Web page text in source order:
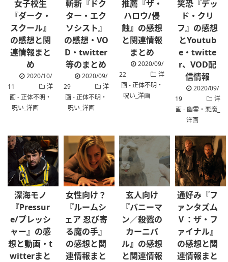
女子校生
『ダーク・
スクール』
の感想と関
連情報まと
め
2020/10/
11
洋
画 - 正体不明・
呪い_洋画
斬新『ドク
ター・エク
ソシスト』
の感想・VO
D・twitter
等のまとめ
2020/09/
29
洋
画 - 正体不明・
呪い_洋画
推薦『ザ・
ハロウ/侵
蝕』の感想
と関連情報
まとめ
2020/09/
22
洋
画 - 正体不明・
呪い_洋画
笑恐『デッ
ド・クリ
フ』の感想
とYoutub
e・twitte
r、VOD配
信情報
2020/09/
19
洋
画 - 幽霊・悪魔_
洋画
深海モノ
『Pressur
e/プレッシ
ャー』の感
想と動画・t
witterまと
女性向け？
『ルームシ
ェア 忍び寄
る魔の手』
の感想と関
連情報まと
玄人向け
『バニーマ
ン／殺戮の
カーニバ
ル』の感想
と関連情報
通好み『フ
ァンタズム
Ⅴ：ザ・フ
ァイナル』
の感想と関
連情報まと